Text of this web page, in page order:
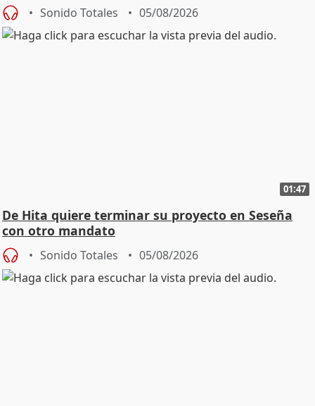
Sonido Totales 05/08/2026
01:47
De Hita quiere terminar su proyecto en Seseña
con otro mandato
Sonido Totales 05/08/2026